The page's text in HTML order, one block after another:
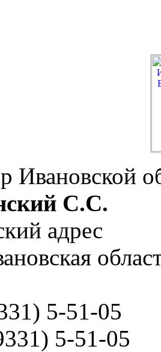
Ивановской
C.C.
адрес
5-51-05
5-51-05